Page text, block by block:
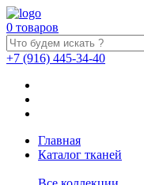
0 товаров
+7 (916) 445-34-40
Главная
Каталог тканей